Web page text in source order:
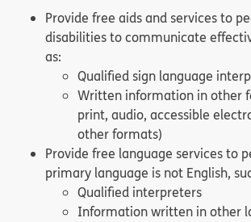
Provide free aids and services to
disabilities to communicate
as:
Qualified sign language
Written information in other
print, audio, accessible
other formats)
Provide free language services to
primary language is not English,
Qualified interpreters
Information written in other